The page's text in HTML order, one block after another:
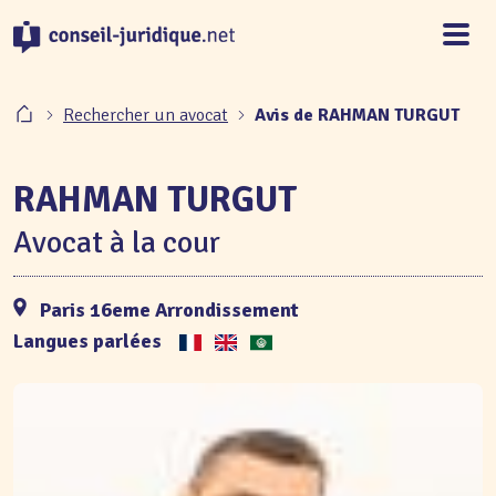
Rechercher un avocat Avis de RAHMAN TURGUT
RAHMAN TURGUT
Avocat à la cour
Paris 16eme Arrondissement
Langues parlées